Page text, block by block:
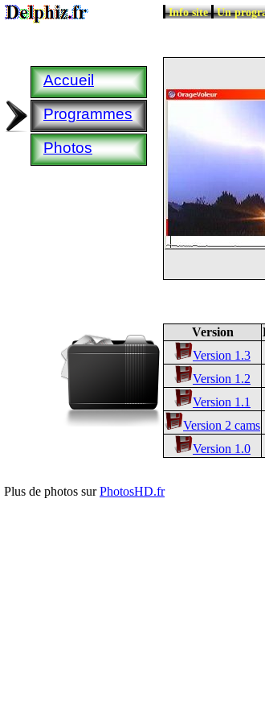
Info site Un
Accueil
Programmes
Photos
Version
Version 1.3
Version 1.2
Version 1.1
Version 2 cams
Version 1.0
Plus de photos surPhotosHD.fr